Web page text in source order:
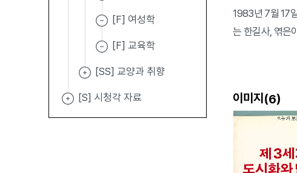
[F] 여성학
[F] 교육학
[SS] 교양과 취향
[S] 시청각 자료
1983년 7월 17
는 한길사, 엮
이미지(6)